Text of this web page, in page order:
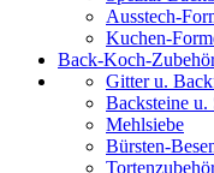
Ausstech-
Kuchen-
Back-Koch-
Gitter u.
Backsteine u.
Mehlsiebe
Bürsten-